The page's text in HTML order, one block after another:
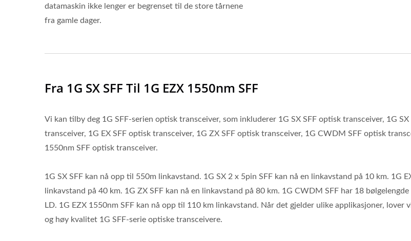
datamaskin ikke lenger er begrenset til de store tårnene
fra gamle dager.
Fra 1G SX SFF Til 1G EZX 1550nm SFF
Vi kan tilby deg 1G SFF-serien optisk transceiver, som inkluderer 1G SX SFF optisk transceiver, 1G
transceiver, 1G EX SFF optisk transceiver, 1G ZX SFF optisk transceiver, 1G CWDM SFF optisk
1550nm SFF optisk transceiver.
1G SX SFF kan nå opp til 550m linkavstand. 1G SX 2 x 5pin SFF kan nå en linkavstand på 10 km. 1G
linkavstand på 40 km. 1G ZX SFF kan nå en linkavstand på 80 km. 1G CWDM SFF har 18
LD. 1G EZX 1550nm SFF kan nå opp til 110 km linkavstand. Når det gjelder ulike applikasjoner, lover
og høy kvalitet 1G SFF-serie optiske transceivere.
Ibert X1 Mini
Høyhastighets Optisk
Transceiver Effektmåler(HOT